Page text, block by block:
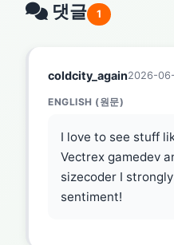
댓글 1
coldcity_again2026-
ENGLISH (원문)
I love to see stuff
Vectrex gamedev
sizecoder I
sentiment!